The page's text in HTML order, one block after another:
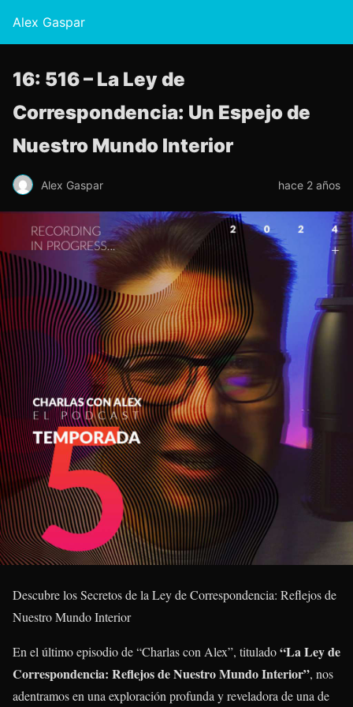
Alex Gaspar
16: 516 – La Ley de
Correspondencia: Un Espejo de
Nuestro Mundo Interior
Alex Gaspar hace 2 años
Descubre los Secretos de la Ley de Correspondencia: Reflejos de
Nuestro Mundo Interior
En el último episodio de “Charlas con Alex”, titulado“La Ley de
Correspondencia: Reflejos de Nuestro Mundo Interior”, nos
adentramos en una exploración profunda y reveladora de una de